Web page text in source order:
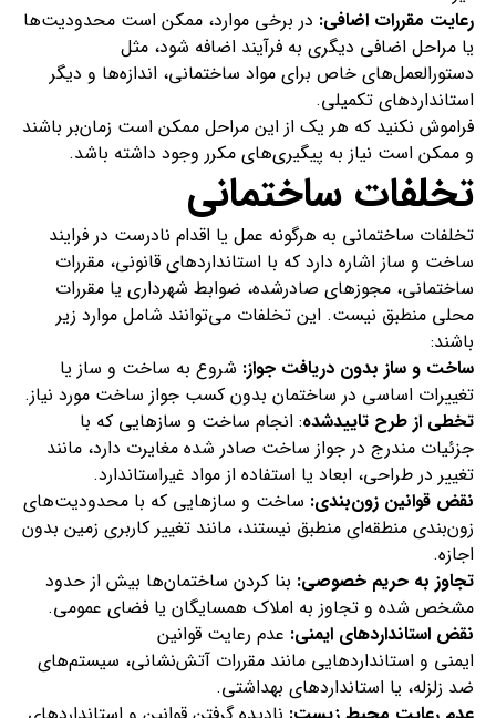
رعایت مقررات اضافی: در برخی موارد، ممکن است محدودیت‌ها
یا مراحل اضافی دیگری به فرآیند اضافه شود، مثل
دستورالعمل‌های خاص برای مواد ساختمانی، اندازه‌ها و دیگر
استانداردهای تکمیلی.
فراموش نکنید که هر یک از این مراحل ممکن است زمان‌بر باشند
و ممکن است نیاز به پیگیری‌های مکرر وجود داشته باشد.
تخلفات ساختمانی
تخلفات ساختمانی به هرگونه عمل یا اقدام نادرست در فرایند
ساخت و ساز اشاره دارد که با استانداردهای قانونی، مقررات
ساختمانی، مجوزهای صادرشده، ضوابط شهرداری یا مقررات
محلی منطبق نیست. این تخلفات می‌توانند شامل موارد زیر
باشند:
ساخت و ساز بدون دریافت جواز: شروع به ساخت و ساز یا
تغییرات اساسی در ساختمان بدون کسب جواز ساخت مورد نیاز.
تخطی از طرح تاییدشده: انجام ساخت و ساز‌هایی که با
جزئیات مندرج در جواز ساخت صادر شده مغایرت دارد، مانند
تغییر در طراحی، ابعاد یا استفاده از مواد غیراستاندارد.
نقض قوانین زون‌بندی: ساخت و ساز‌هایی که با محدودیت‌های
زون‌بندی منطقه‌ای منطبق نیستند، مانند تغییر کاربری زمین بدون
اجازه.
تجاوز به حریم خصوصی: بنا کردن ساختمان‌ها بیش از حدود
مشخص شده و تجاوز به املاک همسایگان یا فضای عمومی.
نقض استانداردهای ایمنی: عدم رعایت قوانین
ایمنی و استانداردهایی مانند مقررات آتش‌نشانی، سیستم‌های
ضد زلزله، یا استانداردهای بهداشتی.